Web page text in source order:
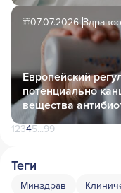
07.07.2026
Европейский
потенциально
вещества
12345...99
Теги
Минздрав